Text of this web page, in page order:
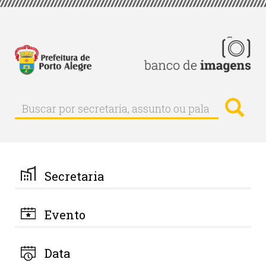
Pular
principal
Buscar
Buscar
por
palavra-
chave
Secretaria
Evento
Data